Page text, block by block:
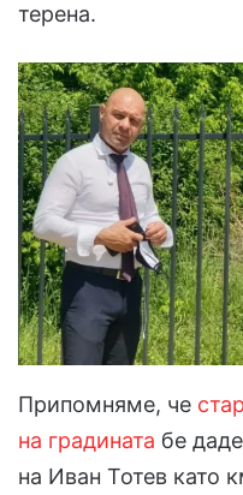
терена.
Припомняме, че
на градината бе
на Иван Тотев като